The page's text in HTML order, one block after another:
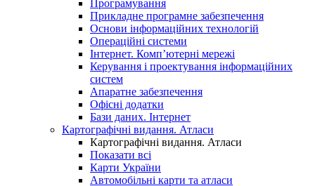
Програмування
Прикладне програмне забезпечення
Основи інформаційних технологій
Операційні системи
Інтернет. Комп’ютерні мережі
Керування і проектування інформаційних
систем
Апаратне забезпечення
Офісні додатки
Бази даних. Інтернет
Картографічні видання. Атласи
Картографічні видання. Атласи
Показати всі
Карти України
Автомобільні карти та атласи